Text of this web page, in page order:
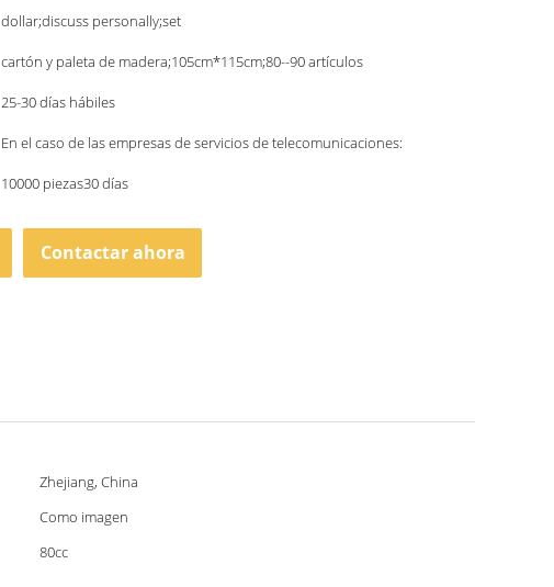
dollar;discuss personally;set
cartón y paleta de madera;105cm*115cm;80--90 artículos
25-30 días hábiles
En el caso de las empresas de servicios de telecomunicaciones:
10000 piezas30 días
Contactar ahora
Zhejiang, China
Como imagen
80cc